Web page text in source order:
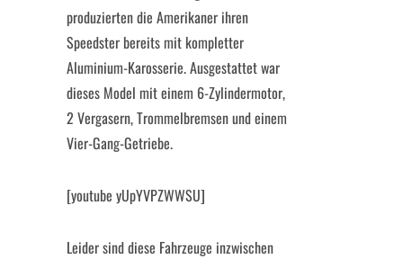
produzierten die Amerikaner ihren
Speedster bereits mit kompletter
Aluminium-Karosserie. Ausgestattet war
dieses Model mit einem 6-Zylindermotor,
2 Vergasern, Trommelbremsen und einem
Vier-Gang-Getriebe.
[youtube yUpYVPZWWSU]
Leider sind diese Fahrzeuge inzwischen